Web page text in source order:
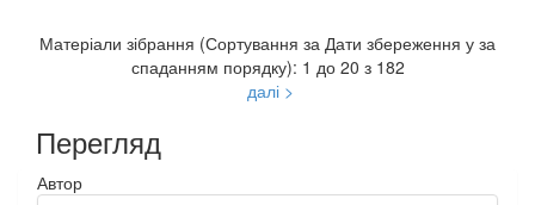
Матеріали зібрання (Сортування за Дати збереження у за
спаданням порядку): 1 до 20 з 182
далі >
Перегляд
Автор